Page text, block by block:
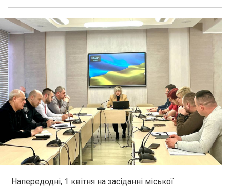
Напередодні, 1 квітня на засіданні міської